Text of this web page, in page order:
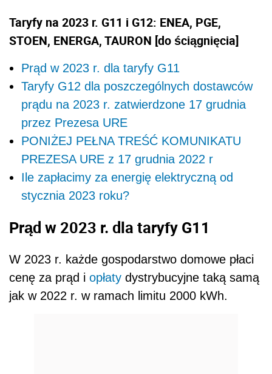
Taryfy na 2023 r. G11 i G12: ENEA, PGE,
STOEN, ENERGA, TAURON [do ściągnięcia]
Prąd w 2023 r. dla taryfy G11
Taryfy G12 dla poszczególnych dostawców
prądu na 2023 r. zatwierdzone 17 grudnia
przez Prezesa URE
PONIŻEJ PEŁNA TREŚĆ KOMUNIKATU
PREZESA URE z 17 grudnia 2022 r
Ile zapłacimy za energię elektryczną od
stycznia 2023 roku?
Prąd w 2023 r. dla taryfy G11
W 2023 r. każde gospodarstwo domowe płaci
cenę za prąd i opłaty dystrybucyjne taką samą
jak w 2022 r. w ramach limitu 2000 kWh.